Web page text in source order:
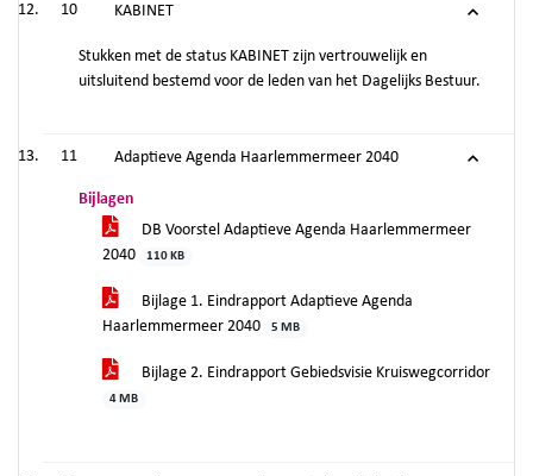
10 KABINET
Stukken met de status KABINET zijn vertrouwelijk en
uitsluitend bestemd voor de leden van het Dagelijks Bestuur.
11 Adaptieve Agenda Haarlemmermeer 2040
Bijlagen
DB Voorstel Adaptieve Agenda Haarlemmermeer
2040
110 KB
Bijlage 1. Eindrapport Adaptieve Agenda
Haarlemmermeer 2040
5 MB
Bijlage 2. Eindrapport Gebiedsvisie Kruiswegcorridor
4 MB